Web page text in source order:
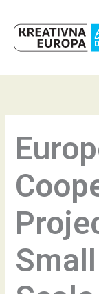
content